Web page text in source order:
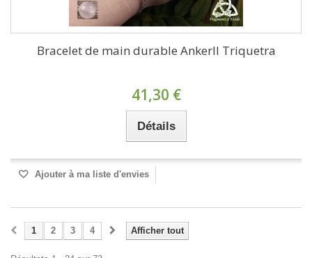
Bracelet de main durable Ankerll Triquetra
41,30 €
Détails
Ajouter à ma liste d'envies
Afficher tout
1 2 3 4